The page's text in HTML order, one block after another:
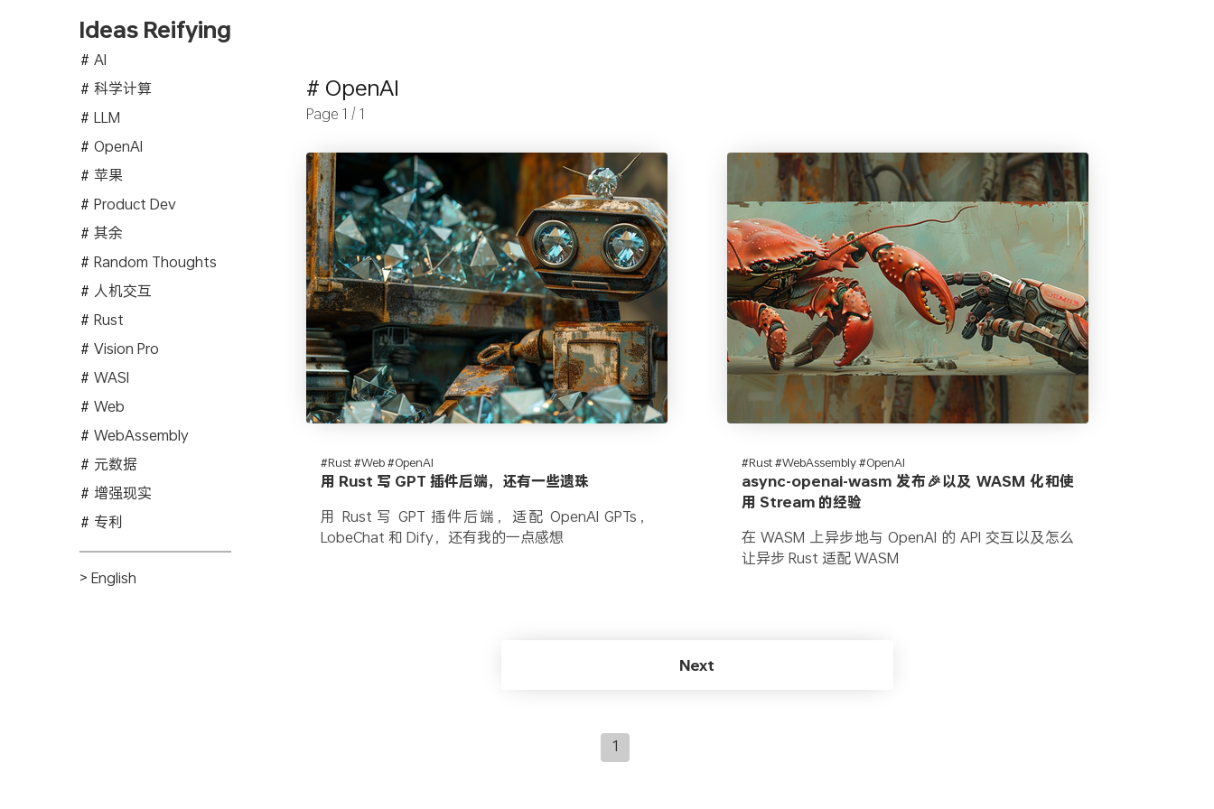
Ideas Reifying
AI
科学计算
LLM
OpenAI
苹果
Product Dev
其余
Random Thoughts
人机交互
Rust
Vision Pro
WASI
Web
WebAssembly
元数据
增强现实
专利
> English
# OpenAI
Page 1 / 1
#Rust #Web #OpenAI
用 Rust 写 GPT 插件后端，还有一些遗珠
用 Rust 写 GPT 插件后端，适配 OpenAI GPTs，
LobeChat 和 Dify，还有我的一点感想
#Rust #WebAssembly #OpenAI
async-openai-wasm 发布🎉以及 WASM 化和使
用 Stream 的经验
在 WASM 上异步地与 OpenAI 的 API 交互以及怎么
让异步 Rust 适配 WASM
Next
1